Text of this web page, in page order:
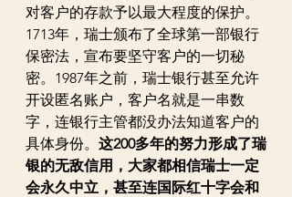
对客户的存款予以最大程度的保护。
1713年，瑞士颁布了全球第一部银行
保密法，宣布要坚守客户的一切秘
密。1987年之前，瑞士银行甚至允许
开设匿名账户，客户名就是一串数
字，连银行主管都没办法知道客户的
具体身份。 这200多年的努力形成了瑞
银的无敌信用，大家都相信瑞士一定
会永久中立，甚至连国际红十字会和